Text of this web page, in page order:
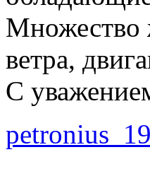
Множество
ветра,
С